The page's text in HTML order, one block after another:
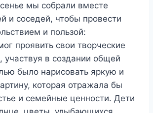
мы собрали вместе
и соседей, чтобы провести
и пользой:
проявить свои творческие
участвуя в создании общей
было нарисовать яркую и
которая отражала бы
и семейные ценности. Дети